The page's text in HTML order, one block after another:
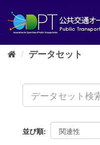
し
データセット
並び順